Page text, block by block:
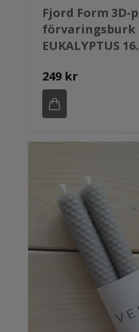
Fjord Form 3D-
förvaringsburk
EUKALYPTUS
249 kr